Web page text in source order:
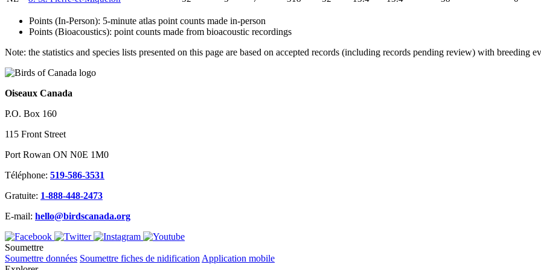
Points (In-Person): 5-minute atlas point counts made in-person
Points (Bioacoustics): point counts made from bioacoustic recordings
Note: the statistics and species lists presented on this page are based on accepted records (including records pending review) with breeding
Oiseaux Canada
P.O. Box 160
115 Front Street
Port Rowan ON N0E 1M0
Téléphone: 519-586-3531
Gratuite: 1-888-448-2473
E-mail: hello@birdscanada.org
Soumettre
Soumettre données Soumettre fiches de nidification Application mobile